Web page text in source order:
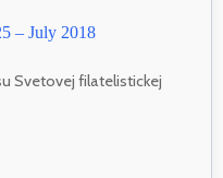
– July 2018
Svetovej filatelistickej